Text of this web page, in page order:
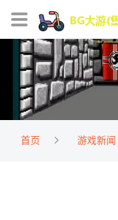
首页 游戏新闻